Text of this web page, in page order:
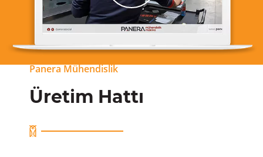
Panera Mühendislik
Üretim Hattı